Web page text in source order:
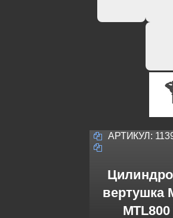
АРТИКУЛ:
вертушка